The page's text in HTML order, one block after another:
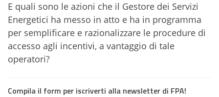
E quali sono le azioni che il Gestore dei Servizi
Energetici ha messo in atto e ha in programma
per semplificare e razionalizzare le procedure di
accesso agli incentivi, a vantaggio di tale
operatori?
Compila il form per iscriverti alla newsletter di FPA!